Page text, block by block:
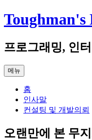
컨
텐
로
너
뛰
Toughman's
프로그래밍, 인
메뉴
홈
인사말
컨설팅 및 개발의뢰
오랜만에 본 무지